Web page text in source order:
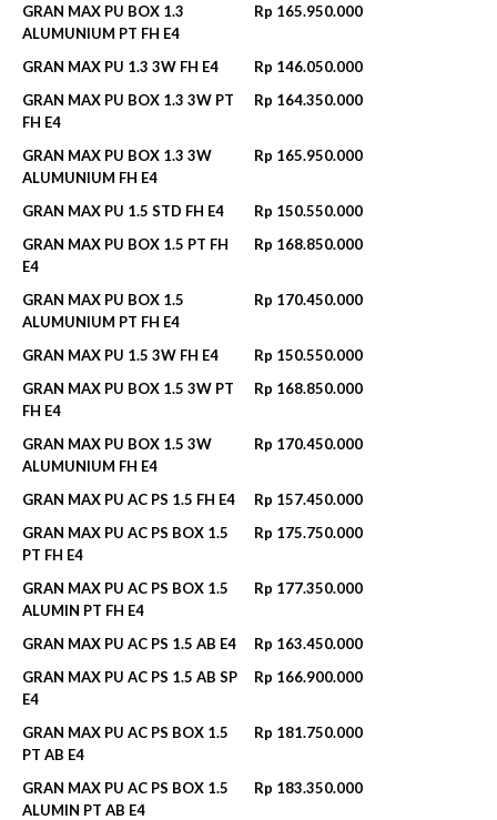
GRAN MAX PU BOX 1.3
ALUMUNIUM PT FH E4
Rp 165.950.000
GRAN MAX PU 1.3 3W FH E4
Rp 146.050.000
GRAN MAX PU BOX 1.3 3W PT
FH E4
Rp 164.350.000
GRAN MAX PU BOX 1.3 3W
ALUMUNIUM FH E4
Rp 165.950.000
GRAN MAX PU 1.5 STD FH E4
Rp 150.550.000
GRAN MAX PU BOX 1.5 PT FH
E4
Rp 168.850.000
GRAN MAX PU BOX 1.5
ALUMUNIUM PT FH E4
Rp 170.450.000
GRAN MAX PU 1.5 3W FH E4
Rp 150.550.000
GRAN MAX PU BOX 1.5 3W PT
FH E4
Rp 168.850.000
GRAN MAX PU BOX 1.5 3W
ALUMUNIUM FH E4
Rp 170.450.000
GRAN MAX PU AC PS 1.5 FH E4
Rp 157.450.000
GRAN MAX PU AC PS BOX 1.5
PT FH E4
Rp 175.750.000
GRAN MAX PU AC PS BOX 1.5
ALUMIN PT FH E4
Rp 177.350.000
GRAN MAX PU AC PS 1.5 AB E4
Rp 163.450.000
GRAN MAX PU AC PS 1.5 AB SP
E4
Rp 166.900.000
GRAN MAX PU AC PS BOX 1.5
PT AB E4
Rp 181.750.000
GRAN MAX PU AC PS BOX 1.5
ALUMIN PT AB E4
Rp 183.350.000